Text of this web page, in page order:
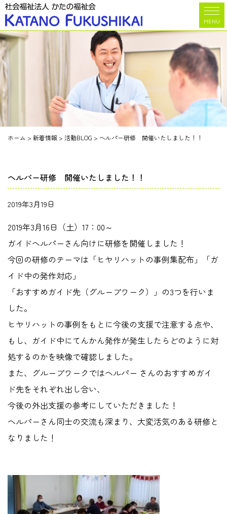
MENU
ホーム > 新着情報 > 活動BLOG > ヘルパー研修 開催いたしました！！
ヘルパー研修 開催いたしました！！
2019年3月19日
2019年3月16日（土）17：00～
ガイドヘルパーさん向けに研修を開催しました！
今回の研修のテーマは「ヒヤリハットの事例集配布」「ガ
イド中の発作対応」
「おすすめガイド先（グループワーク）」の3つを行いま
した。
ヒヤリハットの事例をもとに今後の支援で注意する点や、
もし、ガイド中にてんかん発作が発生したらどのように対
処するのかを映像で確認しました。
また、グループワークではヘルパー さんのおすすめガイ
ド先をそれぞれ出し合い、
今後の外出支援の参考にしていただきました！
ヘルパーさん同士の交流も深まり、大変活気のある研修と
なりました！